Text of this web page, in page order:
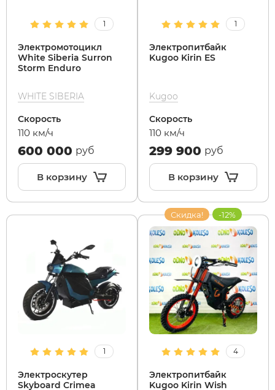
1
Электромотоцикл
White Siberia Surron
Storm Enduro
WHITE SIBERIA
Скорость
110 км/ч
600 000 руб
В корзину
1
Электропитбайк
Kugoo Kirin ES
Kugoo
Скорость
110 км/ч
299 900 руб
В корзину
1
Электроскутер
Skyboard Crimea
Скидка! -12%
4
Электропитбайк
Kugoo Kirin Wish